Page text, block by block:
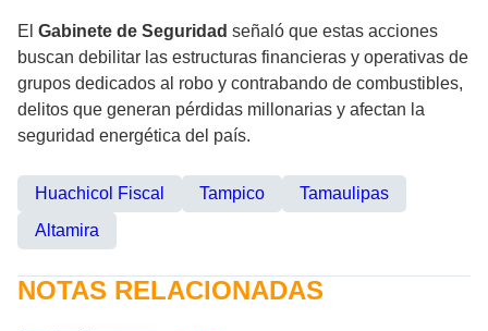
El Gabinete de Seguridad señaló que estas acciones
buscan debilitar las estructuras financieras y operativas de
grupos dedicados al robo y contrabando de combustibles,
delitos que generan pérdidas millonarias y afectan la
seguridad energética del país.
Huachicol Fiscal Tampico
Tamaulipas
Altamira
NOTAS RELACIONADAS